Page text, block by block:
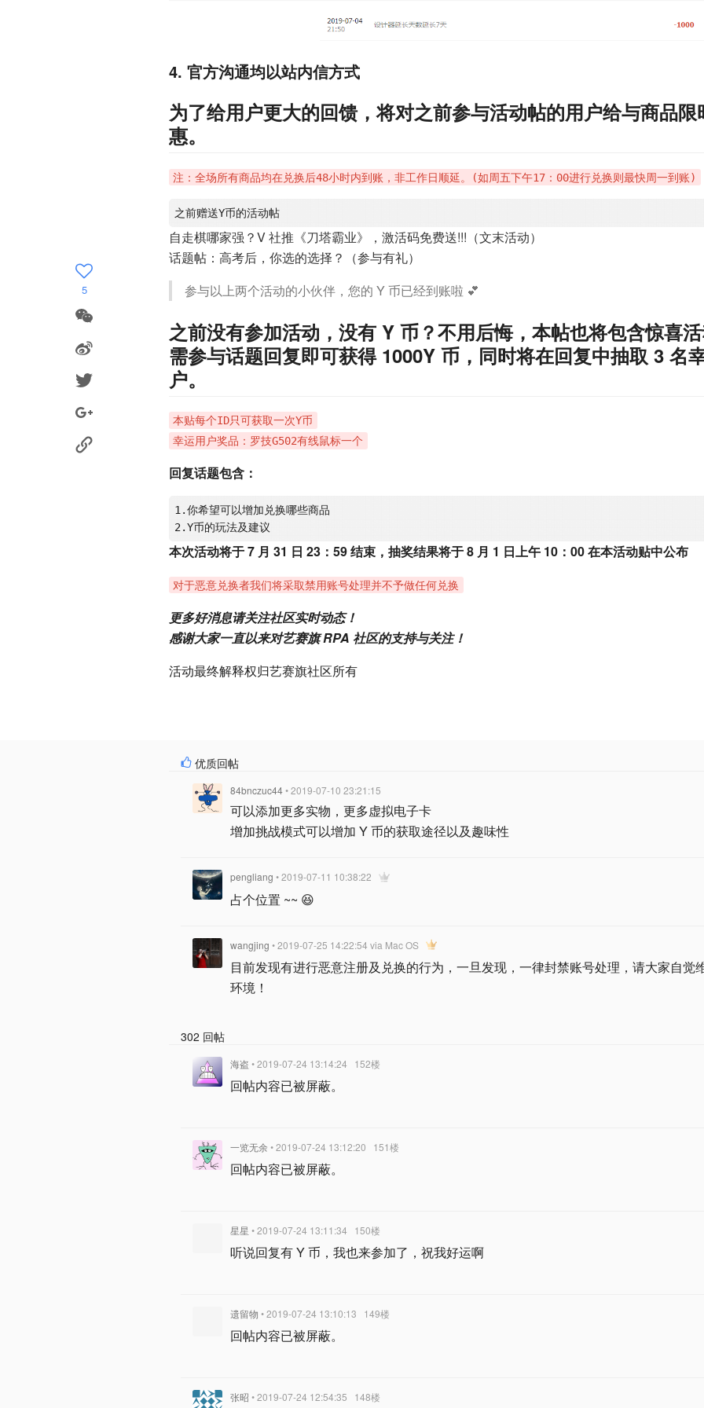
4. 官方沟通均以站内信方式
为了给用户更大的回馈，将对之前参与活动帖的用户给与商品限
惠。
注：全场所有商品均在兑换后48小时内到账，非工作日顺延。(如周五下午17：00进行兑换则最快周一到账)
之前赠送Y币的活动帖
自走棋哪家强？V 社推《刀塔霸业》，激活码免费送!!!（文末活动）
话题帖：高考后，你选的选择？（参与有礼）
参与以上两个活动的小伙伴，您的 Y 币已经到账啦 💕
之前没有参加活动，没有 Y 币？不用后悔，本帖也将包含惊喜
需参与话题回复即可获得 1000Y 币，同时将在回复中抽取 3 名
户。
本贴每个ID只可获取一次Y币
幸运用户奖品：罗技G502有线鼠标一个
回复话题包含：
1.你希望可以增加兑换哪些商品
2 .Y
本次活动将于 7 月 31 日 23：59 结束，抽奖结果将于 8 月 1 日上午 10：00 在本活动贴中公布
对于恶意兑换者我们将采取禁用账号处理并不予做任何兑换
更多好消息请关注社区实时动态！
感谢大家一直以来对艺赛旗 RPA 社区的支持与关注！
活动最终解释权归艺赛旗社区所有
优质回帖
84bnczuc44• 2019-07-10 23:21:15
可以添加更多实物，更多虚拟电子卡
增加挑战模式可以增加 Y 币的获取途径以及趣味性
pengliang • 2019-07-11 10:38:22
占个位置 ~~ 😆
wangjing • 2019-07-25 14:22:54 via Mac OS
目前发现有进行恶意注册及兑换的行为，一旦发现，一律封禁账号处理，请大家自觉
环境！
302 回帖
海盗 • 2019-07-24 13:14:24 152楼
回帖内容已被屏蔽。
一览无余 • 2019-07-24 13:12:20 151楼
回帖内容已被屏蔽。
星星 • 2019-07-24 13:11:34 150楼
听说回复有 Y 币，我也来参加了，祝我好运啊
遗留物 • 2019-07-24 13:10:13 149楼
回帖内容已被屏蔽。
张昭 • 2019-07-24 12:54:35 148楼
5